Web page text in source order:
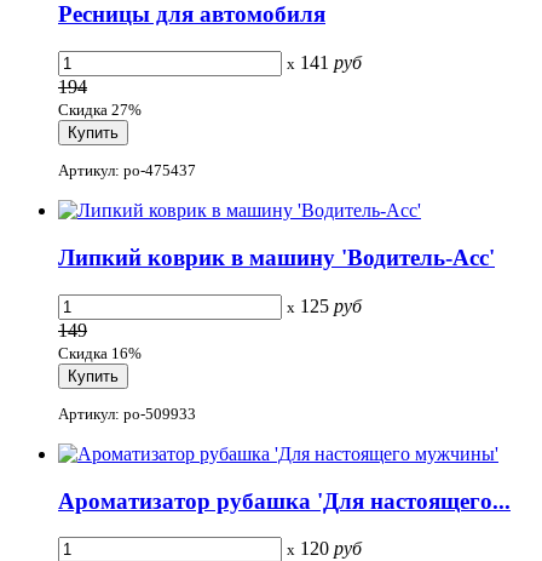
Ресницы для автомобиля
x 141 руб
194
Скидка 27%
Артикул: po-475437
Липкий коврик в машину 'Водитель-Асс'
x 125 руб
149
Скидка 16%
Артикул: po-509933
Ароматизатор рубашка 'Для настоящего...
x 120 руб